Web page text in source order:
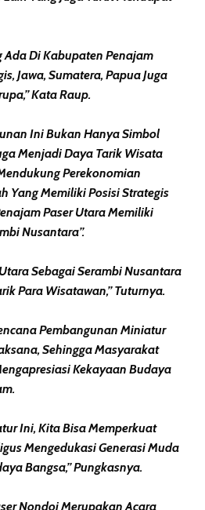
Ada Di Kabupaten Penajam
Jawa, Sumatera, Papua Juga
Kata Raup.
Ini Bukan Hanya Simbol
Menjadi Daya Tarik Wisata
Perekonomian
Yang Memiliki Posisi Strategis
Paser Utara Memiliki
Nusantara”.
Sebagai Serambi Nusantara
Para Wisatawan,” Tuturnya.
Pembangunan Miniatur
Sehingga Masyarakat
Kekayaan Budaya
Ini, Kita Bisa Memperkuat
Mengedukasi Generasi Muda
Bangsa,” Pungkasnya.
Nondoi Merupakan Acara